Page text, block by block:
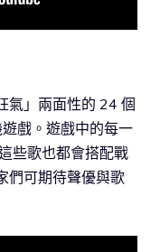
氣」兩面性的 24 個
戲。遊戲中的每一
些歌也都會搭配戰
們可期待聲優與歌